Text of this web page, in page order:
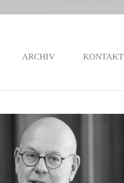
ARCHIV KONTAKT